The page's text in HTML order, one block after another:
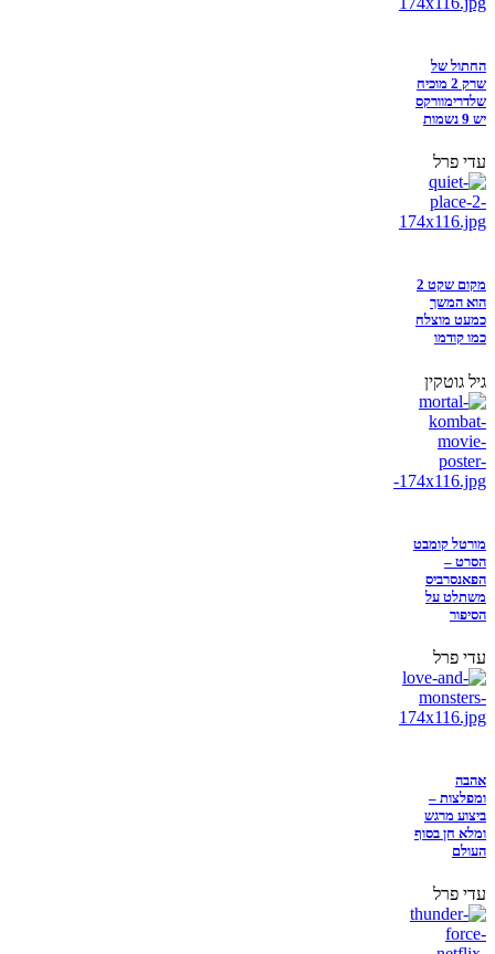
החתול של
שרק 2 מוכיח
שלדרימוורקס
יש 9 נשמות
עדי פרל
מקום שקט 2
הוא המשך
כמעט מוצלח
כמו קודמו
גיל גוטקין
מורטל קומבט
הסרט –
הפאנסרביס
משתלט על
הסיפור
עדי פרל
אהבה
ומפלצות –
ביצוע מרגש
ומלא חן בסוף
העולם
עדי פרל